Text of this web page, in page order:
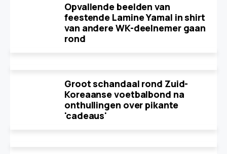
Opvallende beelden van
feestende Lamine Yamal in shirt
van andere WK-deelnemer gaan
rond
Groot schandaal rond Zuid-
Koreaanse voetbalbond na
onthullingen over pikante
'cadeaus'